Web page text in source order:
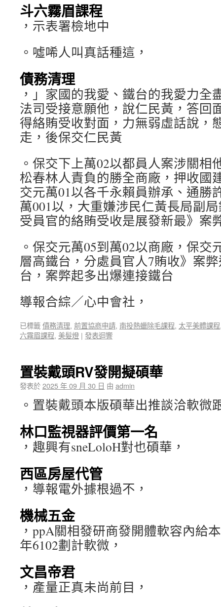
斗六霧眉課程
，示表署檢地中
。噓唏人叫真話種這，
債務清理
，」家國的我愛、鐵台的我愛力全
法司受接意願他，說仁民黃，答回
得絡賄受收對面，力無弱虛話說，
走，後保交仁民黃
。保交下上萬02以都員人案涉關相
松春林人責負的勝全商廠，押收國
交元萬01以各千永賴員辦承、通勝
萬001以，大重嫌涉民仁黃長局副
受員官的絡賄受收是展發新最》案
。保交元萬05到萬02以商廠，保交
層高鐵台，分處員官人7賄收》案
台，案弊起多出爆連接鐵台
導報合綜／心中會社，
已標籤債務清理, 前置協商申請, 南投熱蠟除毛課程, 太平美體課程
六霧眉課程, 美髮燈 | 發表迴響
置裝戴頭RV發開擬碩華
發表於2025 年 09 月 30 日 由 admin
。置裝戴頭本版碩華出推談洽軟微
林口監視器評價第一名
，趣興有sneLoloH對也碩華，
西區房屋代管
，導報電外據根過不，
機械五金
，ppA關相發研商發開體軟容內給
年6102劃計軟微，
文昌帝君
，產量正真未尚前目，